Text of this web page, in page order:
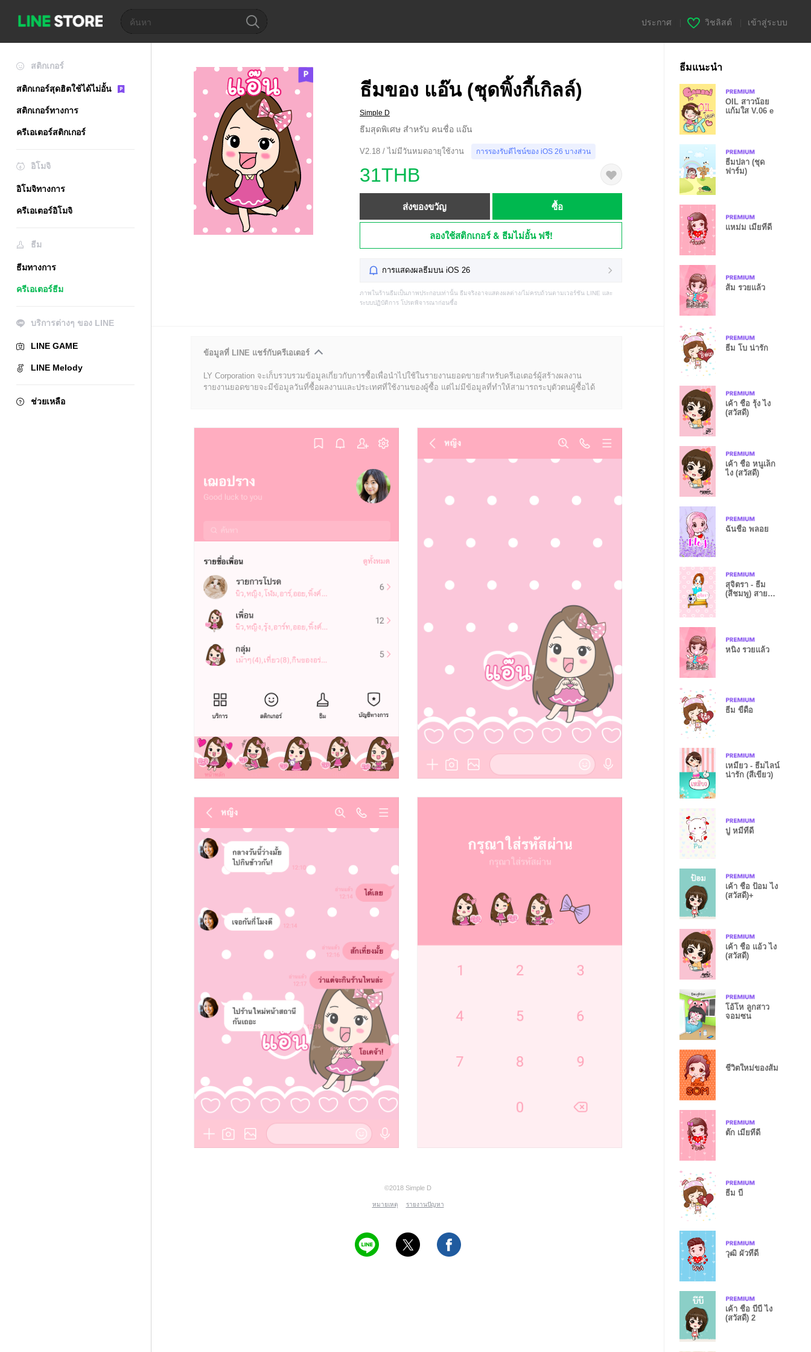
ประกาศ วิชลิสต์ เข้าสู่ระบบ
สติกเกอร์
สติกเกอร์สุดฮิตใช้ได้ไม่อั้น
สติกเกอร์ทางการ
ครีเอเตอร์สติกเกอร์
อิโมจิ
อิโมจิทางการ
ครีเอเตอร์อิโมจิ
ธีม
ธีมทางการ
ครีเอเตอร์ธีม
บริการต่างๆ ของ LINE
LINE GAME
LINE Melody
ช่วยเหลือ
ธีมของ แอ๊น (ชุดพิ้งกี้เกิลล์)
Simple D
ธีมสุดพิเศษ สำหรับ คนชื่อ แอ๊น
V2.18 / ไม่มีวันหมดอายุใช้งาน การรองรับดีไซน์ของ iOS 26 บางส่วน
31THB
ส่งของขวัญ ซื้อ
ลองใช้สติกเกอร์ & ธีมไม่อั้น ฟรี!
การแสดงผลธีมบน iOS 26
ภาพในร้านธีมเป็นภาพประกอบเท่านั้น ธีมจริงอาจแสดงผลต่าง/ไม่ครบถ้วนตามเวอร์ชัน LINE และ
ระบบปฏิบัติการ โปรดพิจารณาก่อนซื้อ
ข้อมูลที่ LINE แชร์กับครีเอเตอร์
LY Corporation จะเก็บรวบรวมข้อมูลเกี่ยวกับการซื้อเพื่อนำไปใช้ในรายงานยอดขายสำหรับครีเอเตอร์ผู้สร้างผลงาน
รายงานยอดขายจะมีข้อมูลวันที่ซื้อผลงานและประเทศที่ใช้งานของผู้ซื้อ แต่ไม่มีข้อมูลที่ทำให้สามารถระบุตัวตนผู้ซื้อได้
©2018 Simple D
หมายเหตุ รายงานปัญหา
ธีมแนะนำ
OIL สาวน้อย
แก้มใส V.06 e
ธีมปลา (ชุด
ฟาร์ม)
แหม่ม เมียที่ดี
ส้ม รวยแล้ว
ธีม โบ น่ารัก
เค้า ชื่อ รุ้ง ไง
(สวัสดี)
เค้า ชื่อ หนูเล็ก
ไง (สวัสดี)
ฉันชื่อ พลอย
สุจิตรา - ธีม
(สีชมพู) สาย
หนิง รวยแล้ว
ธีม ขี้ดื้อ
เหมียว - ธีมไลน์
น่ารัก (สีเขียว)
ปู หมีที่ดี
เค้า ชื่อ ป้อม ไง
(สวัสดี)+
เค้า ชื่อ แอ้ว ไง
(สวัสดี)
โอ้โห ลูกสาว
จอมซน
ชีวิตใหม่ของส้ม
ตั๊ก เมียที่ดี
ธีม บี
วุฒิ ผัวที่ดี
เค้า ชื่อ บีบี ไง
(สวัสดี) 2